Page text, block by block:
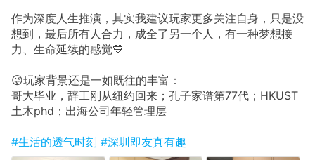
作为深度人生推演，其实我建议玩家更多关注自身，只是没
想到，最后所有人合力，成全了另一个人，有一种梦想接
力、生命延续的感觉💙
😜玩家背景还是一如既往的丰富：
哥大毕业，辞工刚从纽约回来；孔子家谱第77代；HKUST
土木phd；出海公司年轻管理层
#生活的透气时刻 #深圳即友真有趣